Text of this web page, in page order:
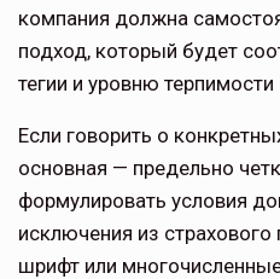
компания должна
подход, который будет
тегии и уровню терпимости
Если говорить о
основная — предельно
формулировать условия
исключения из
шрифт или